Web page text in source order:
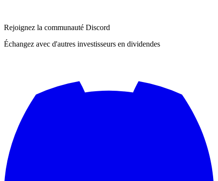
Rejoignez la communauté Discord
Échangez avec d'autres investisseurs en dividendes